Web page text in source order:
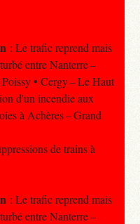
: Le trafic reprend mais
entre Nanterre –
• Cergy – Le Haut
d'un incendie aux
à Achères – Grand
de trains à
: Le trafic reprend mais
entre Nanterre –